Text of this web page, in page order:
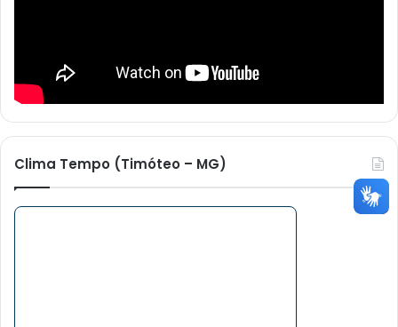
Clima Tempo (Timóteo – MG)